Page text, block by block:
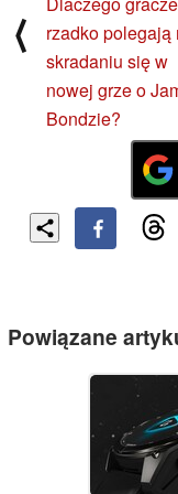
⟨
rzadko polegają
skradaniu się w
nowej grze o
Bondzie?
Powiązane